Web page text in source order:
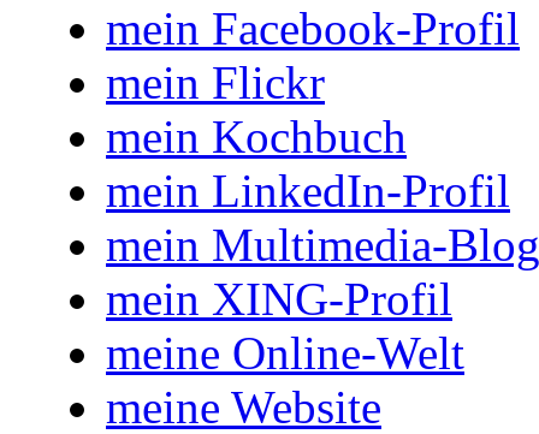
mein Facebook-Profil
mein Flickr
mein Kochbuch
mein LinkedIn-Profil
mein Multimedia-Blog
mein XING-Profil
meine Online-Welt
meine Website